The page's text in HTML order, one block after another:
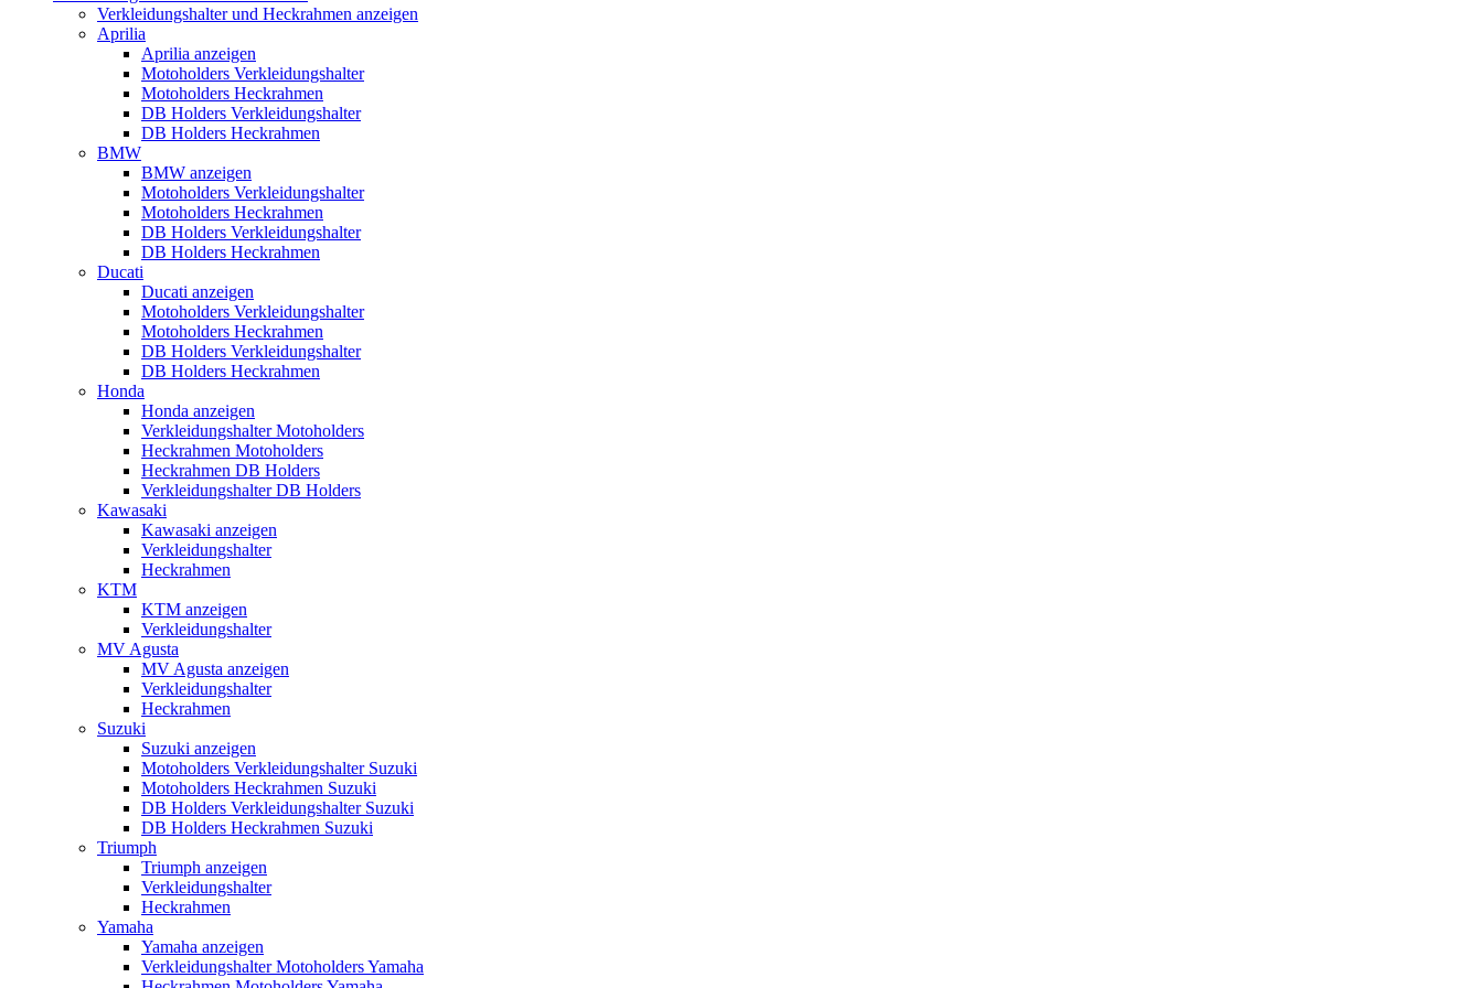
Verkleidungshalter und Heckrahmen anzeigen
Aprilia
Aprilia anzeigen
Motoholders Verkleidungshalter
Motoholders Heckrahmen
DB Holders Verkleidungshalter
DB Holders Heckrahmen
BMW
BMW anzeigen
Motoholders Verkleidungshalter
Motoholders Heckrahmen
DB Holders Verkleidungshalter
DB Holders Heckrahmen
Ducati
Ducati anzeigen
Motoholders Verkleidungshalter
Motoholders Heckrahmen
DB Holders Verkleidungshalter
DB Holders Heckrahmen
Honda
Honda anzeigen
Verkleidungshalter Motoholders
Heckrahmen Motoholders
Heckrahmen DB Holders
Verkleidungshalter DB Holders
Kawasaki
Kawasaki anzeigen
Verkleidungshalter
Heckrahmen
KTM
KTM anzeigen
Verkleidungshalter
MV Agusta
MV Agusta anzeigen
Verkleidungshalter
Heckrahmen
Suzuki
Suzuki anzeigen
Motoholders Verkleidungshalter Suzuki
Motoholders Heckrahmen Suzuki
DB Holders Verkleidungshalter Suzuki
DB Holders Heckrahmen Suzuki
Triumph
Triumph anzeigen
Verkleidungshalter
Heckrahmen
Yamaha
Yamaha anzeigen
Verkleidungshalter Motoholders Yamaha